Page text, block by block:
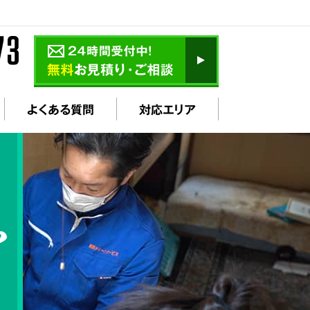
よくある質問 対応エリア